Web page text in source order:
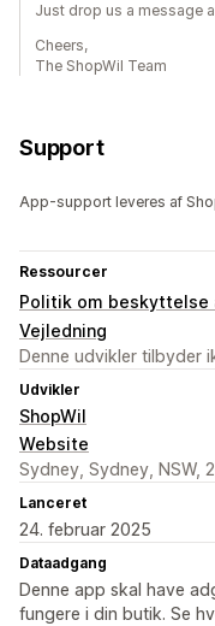
Just drop us a message
Cheers,
The ShopWil Team
Support
App-support leveres af
Ressourcer
Politik om beskyttelse
Vejledning
Denne udvikler tilbyder
Udvikler
ShopWil
Website
Sydney, Sydney, NSW,
Lanceret
24. februar 2025
Dataadgang
Denne app skal have
fungere i din butik. Se